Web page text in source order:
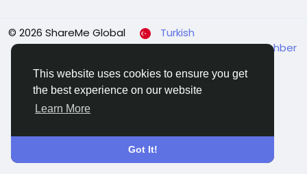
This website uses cookies to ensure you get
the best experience on our website
Learn More
Got It!
© 2026 ShareMe Global
Turkish
Koşullar Gizlilik Contact Us Support Center Rehber